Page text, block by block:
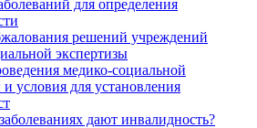
для определения
решений учреждений
экспертизы
медико-социальной
и условия для установления
дают инвалидность?